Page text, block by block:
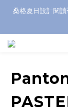
桑格夏日設計閱